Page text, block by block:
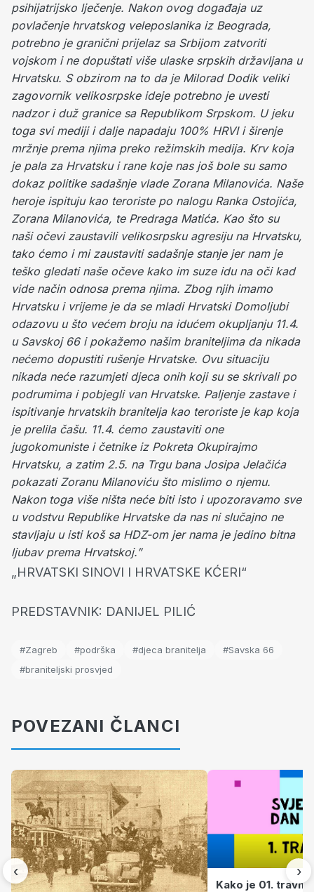
psihijatrijsko lječenje. Nakon ovog događaja uz
povlačenje hrvatskog veleposlanika iz Beograda,
potrebno je granični prijelaz sa Srbijom zatvoriti
vojskom i ne dopuštati više ulaske srpskih državljana u
Hrvatsku. S obzirom na to da je Milorad Dodik veliki
zagovornik velikosrpske ideje potrebno je uvesti
nadzor i duž granice sa Republikom Srpskom. U jeku
toga svi mediji i dalje napadaju 100% HRVI i širenje
mržnje prema njima preko režimskih medija. Krv koja
je pala za Hrvatsku i rane koje nas još bole su samo
dokaz politike sadašnje vlade Zorana Milanovića. Naše
heroje ispituju kao teroriste po nalogu Ranka Ostojića,
Zorana Milanovića, te Predraga Matića. Kao što su
naši očevi zaustavili velikosrpsku agresiju na Hrvatsku,
tako ćemo i mi zaustaviti sadašnje stanje jer nam je
teško gledati naše očeve kako im suze idu na oči kad
vide način odnosa prema njima. Zbog njih imamo
Hrvatsku i vrijeme je da se mladi Hrvatski Domoljubi
odazovu u što većem broju na idućem okupljanju 11.4.
u Savskoj 66 i pokažemo našim braniteljima da nikada
nećemo dopustiti rušenje Hrvatske. Ovu situaciju
nikada neće razumjeti djeca onih koji su se skrivali po
podrumima i pobjegli van Hrvatske. Paljenje zastave i
ispitivanje hrvatskih branitelja kao teroriste je kap koja
je prelila čašu. 11.4. ćemo zaustaviti one
jugokomuniste i četnike iz Pokreta Okupirajmo
Hrvatsku, a zatim 2.5. na Trgu bana Josipa Jelačića
pokazati Zoranu Milanoviću što mislimo o njemu.
Nakon toga više ništa neće biti isto i upozoravamo sve
u vodstvu Republike Hrvatske da nas ni slučajno ne
stavljaju u isti koš sa HDZ-om jer nama je jedino bitna
ljubav prema Hrvatskoj.”
„HRVATSKI SINOVI I HRVATSKE KĆERI“
PREDSTAVNIK: DANIJEL PILIĆ
#Zagreb #podrška #djeca branitelja
#Savska 66
#braniteljski prosvjed
POVEZANI ČLANCI
‹
Kako je 01.
›